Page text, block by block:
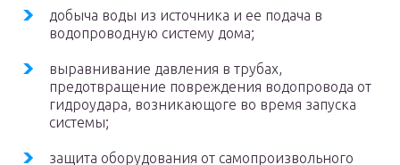
добыча воды из источника и ее подача в
водопроводную систему дома;
выравнивание давления в трубах,
предотвращение повреждения водопровода от
гидроудара, возникающоге во время запуска
системы;
защита оборудования от самопроизвольного